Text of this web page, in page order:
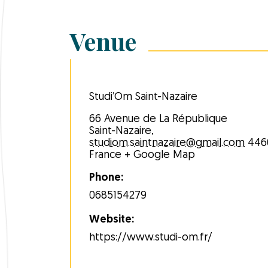
Venue
Studi’Om Saint-Nazaire
66 Avenue de La République
Saint-Nazaire,
studiom.saintnazaire@gmail.com
France + Google Map
Phone:
0685154279
Website:
https://www.studi-om.fr/